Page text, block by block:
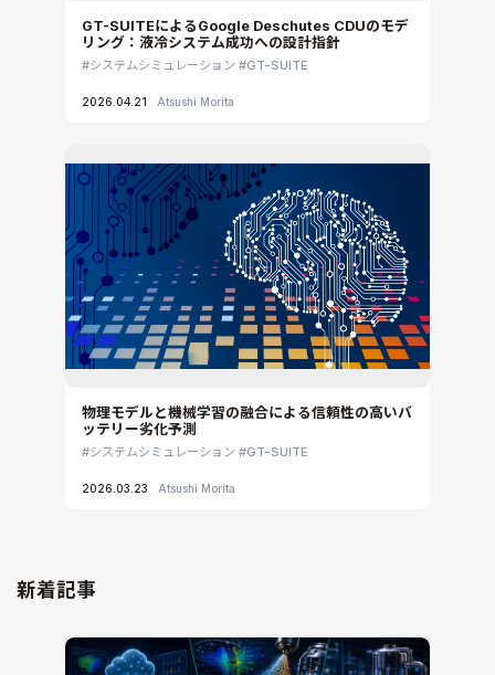
GT-SUITEによるGoogle Deschutes CDUのモデ
リング：液冷システム成功への設計指針
システムシミュレーション GT-SUITE
2026.04.21 Atsushi Morita
物理モデルと機械学習の融合による信頼性の高いバ
ッテリー劣化予測
システムシミュレーション GT-SUITE
2026.03.23 Atsushi Morita
新着記事